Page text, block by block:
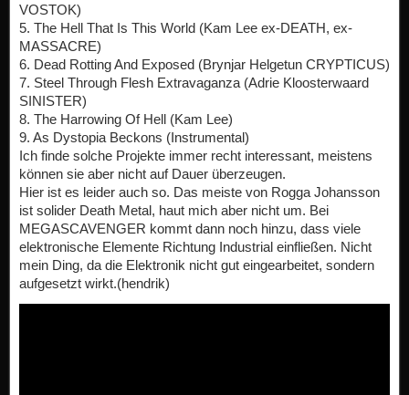
VOSTOK)
5. The Hell That Is This World (Kam Lee ex-DEATH, ex-
MASSACRE)
6. Dead Rotting And Exposed (Brynjar Helgetun CRYPTICUS)
7. Steel Through Flesh Extravaganza (Adrie Kloosterwaard
SINISTER)
8. The Harrowing Of Hell (Kam Lee)
9. As Dystopia Beckons (Instrumental)
Ich finde solche Projekte immer recht interessant, meistens
können sie aber nicht auf Dauer überzeugen.
Hier ist es leider auch so. Das meiste von Rogga Johansson
ist solider Death Metal, haut mich aber nicht um. Bei
MEGASCAVENGER kommt dann noch hinzu, dass viele
elektronische Elemente Richtung Industrial einfließen. Nicht
mein Ding, da die Elektronik nicht gut eingearbeitet, sondern
aufgesetzt wirkt.(hendrik)